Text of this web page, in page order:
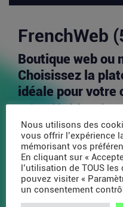
FrenchWeb
Boutique web ou
Choisissez la
idéale pour votre
Aujourd’hui, l’un des
vendeurs en ligne est
Lire la suite
Avec 35 millions
veut devenir le
Nous utilisons des
vous offrir l’expérience
mémorisant vos
En cliquant sur «
l’utilisation de TOUS
pouvez visiter «
un consentement